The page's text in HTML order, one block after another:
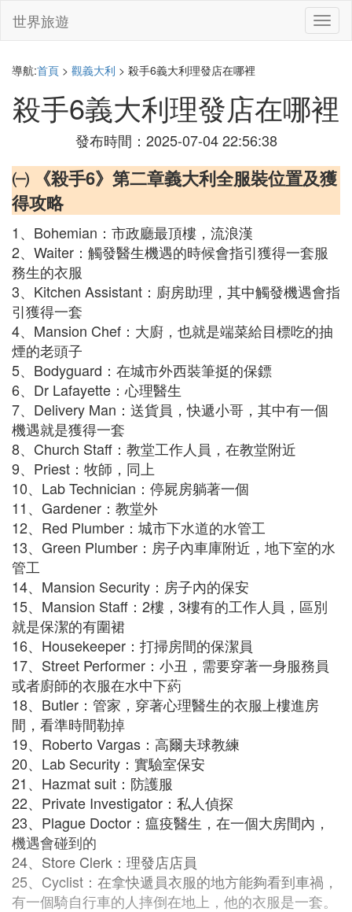
切
換
世界旅遊
導航:首頁 > 觀義大利 > 殺手6義大利理發店在哪裡
殺手6義大利理發店在哪裡
發布時間：2025-07-04 22:56:38
㈠ 《殺手6》第二章義大利全服裝位置及獲
得攻略
1、Bohemian：市政廳最頂樓，流浪漢
2、Waiter：觸發醫生機遇的時候會指引獲得一套服
務生的衣服
3、Kitchen Assistant：廚房助理，其中觸發機遇會指
引獲得一套
4、Mansion Chef：大廚，也就是端菜給目標吃的抽
煙的老頭子
5、Bodyguard：在城市外西裝筆挺的保鏢
6、Dr Lafayette：心理醫生
7、Delivery Man：送貨員，快遞小哥，其中有一個
機遇就是獲得一套
8、Church Staff：教堂工作人員，在教堂附近
9、Priest：牧師，同上
10、Lab Technician：停屍房躺著一個
11、Gardener：教堂外
12、Red Plumber：城市下水道的水管工
13、Green Plumber：房子內車庫附近，地下室的水
管工
14、Mansion Security：房子內的保安
15、Mansion Staff：2樓，3樓有的工作人員，區別
就是保潔的有圍裙
16、Housekeeper：打掃房間的保潔員
17、Street Performer：小丑，需要穿著一身服務員
或者廚師的衣服在水中下葯
18、Butler：管家，穿著心理醫生的衣服上樓進房
間，看準時間勒掉
19、Roberto Vargas：高爾夫球教練
20、Lab Security：實驗室保安
21、Hazmat suit：防護服
22、Private Investigator：私人偵探
23、Plague Doctor：瘟疫醫生，在一個大房間內，
機遇會碰到的
24、Store Clerk：理發店店員
25、Cyclist：在拿快遞員衣服的地方能夠看到車禍，
有一個騎自行車的人摔倒在地上，他的衣服是一套。